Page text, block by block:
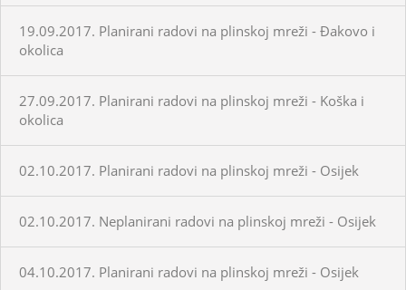
19.09.2017. Planirani radovi na plinskoj mreži - Đakovo i
okolica
27.09.2017. Planirani radovi na plinskoj mreži - Koška i
okolica
02.10.2017. Planirani radovi na plinskoj mreži - Osijek
02.10.2017. Neplanirani radovi na plinskoj mreži - Osijek
04.10.2017. Planirani radovi na plinskoj mreži - Osijek